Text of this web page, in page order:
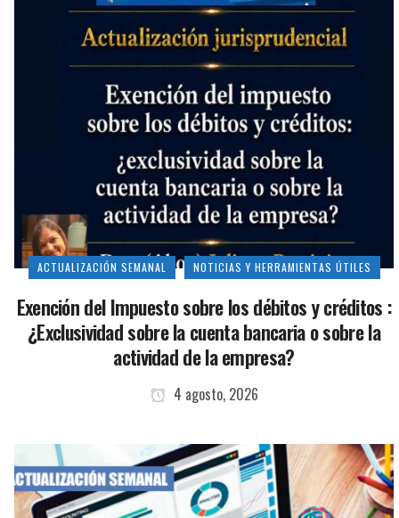
ACTUALIZACIÓN SEMANAL NOTICIAS Y HERRAMIENTAS ÚTILES
Exención del Impuesto sobre los débitos y créditos :
¿Exclusividad sobre la cuenta bancaria o sobre la
actividad de la empresa?
4 agosto, 2026